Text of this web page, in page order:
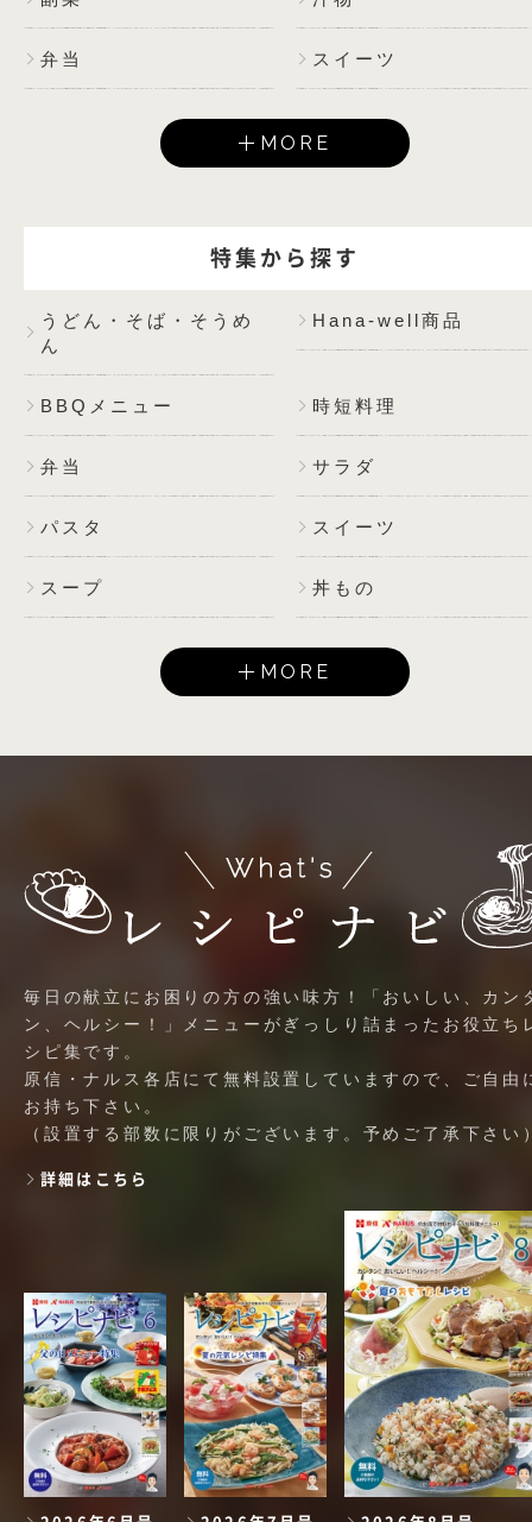
弁当 スイーツ
MORE
特集から探す
うどん・そば・そうめ
ん
Hana-well商品
BBQメニュー 時短料理
弁当 サラダ
パスタ スイーツ
スープ 丼もの
MORE
毎日の献立にお困りの方の強い味方！「おいしい、カン
ン、ヘルシー！」メニューがぎっしり詰まったお役立ち
シピ集です。
原信・ナルス各店にて無料設置していますので、ご自由
お持ち下さい。
（設置する部数に限りがございます。予めご了承下さい
詳細はこちら